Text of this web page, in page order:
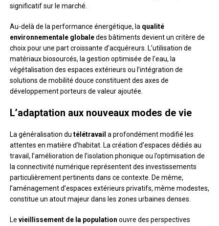
significatif sur le marché.
Au-delà de la performance énergétique, la qualité
environnementale globaledes bâtiments devient un critère de
choix pour une part croissante d’acquéreurs. L’utilisation de
matériaux biosourcés, la gestion optimisée de l’eau, la
végétalisation des espaces extérieurs ou l’intégration de
solutions de mobilité douce constituent des axes de
développement porteurs de valeur ajoutée.
L’adaptation aux nouveaux modes de vie
La généralisation du télétravail a profondément modifié les
attentes en matière d’habitat. La création d’espaces dédiés au
travail, l’amélioration de l’isolation phonique ou l’optimisation de
la connectivité numérique représentent des investissements
particulièrement pertinents dans ce contexte. De même,
l’aménagement d’espaces extérieurs privatifs, même modestes,
constitue un atout majeur dans les zones urbaines denses.
Le vieillissement de la population ouvre des perspectives